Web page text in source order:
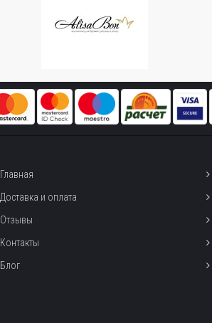
Главная
Доставка и оплата
Отзывы
Контакты
Блог